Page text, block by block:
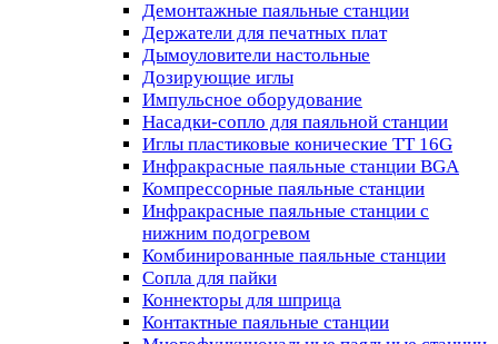
Демонтажные паяльные станции
Держатели для печатных плат
Дымоуловители настольные
Дозирующие иглы
Импульсное оборудование
Насадки-сопло для паяльной станции
Иглы пластиковые конические TT 16G
Инфракрасные паяльные станции BGA
Компрессорные паяльные станции
Инфракрасные паяльные станции с
нижним подогревом
Комбинированные паяльные станции
Сопла для пайки
Коннекторы для шприца
Контактные паяльные станции